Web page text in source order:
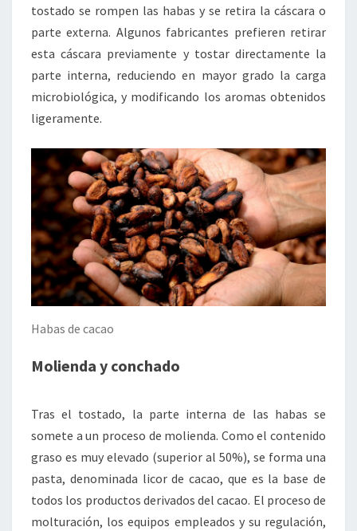
tostado se rompen las habas y se retira la cáscara o
parte externa. Algunos fabricantes prefieren retirar
esta cáscara previamente y tostar directamente la
parte interna, reduciendo en mayor grado la carga
microbiológica, y modificando los aromas obtenidos
ligeramente.
Habas de cacao
Molienda y conchado
Tras el tostado, la parte interna de las habas se
somete a un proceso de molienda. Como el contenido
graso es muy elevado (superior al 50%), se forma una
pasta, denominada licor de cacao, que es la base de
todos los productos derivados del cacao. El proceso de
molturación, los equipos empleados y su regulación,